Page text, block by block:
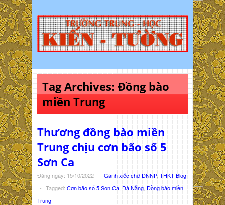
Tag Archives: Đồng bào
miền Trung
Thương đồng bào miền
Trung chịu cơn bão số 5
Sơn Ca
Đăng ngày: 15/10/2022 - Gánh xiếc chữ DNNP, THKT Blog
- Tagged: Cơn bão số 5 Sơn Ca Đà Nẵng Đồng bào miền
Trung